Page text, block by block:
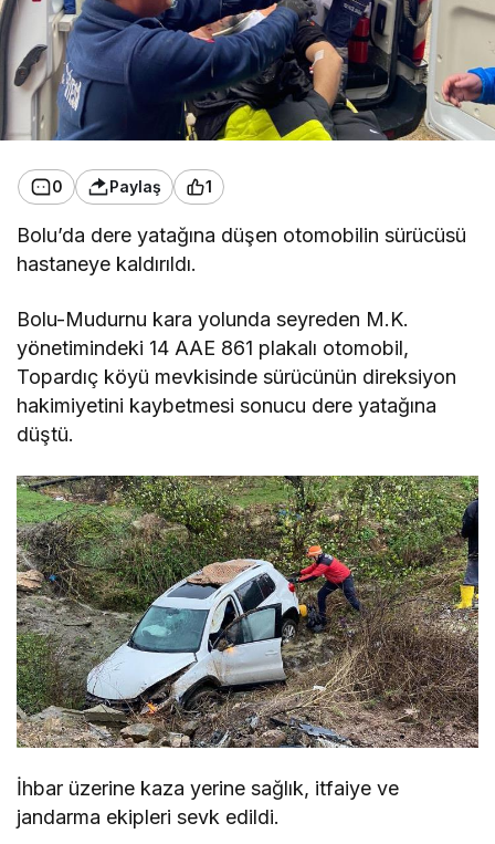
0 Paylaş 1
Bolu’da dere yatağına düşen otomobilin sürücüsü
hastaneye kaldırıldı.
Bolu-Mudurnu kara yolunda seyreden M.K.
yönetimindeki 14 AAE 861 plakalı otomobil,
Topardıç köyü mevkisinde sürücünün direksiyon
hakimiyetini kaybetmesi sonucu dere yatağına
düştü.
İhbar üzerine kaza yerine sağlık, itfaiye ve
jandarma ekipleri sevk edildi.